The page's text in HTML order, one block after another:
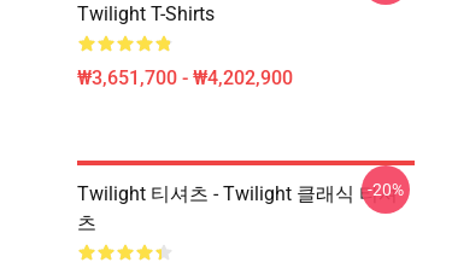
Twilight T-Shirts
₩3,651,700 - ₩4,202,900
Twilight 티셔츠 - Twilight 클래식 티셔
츠
-20%